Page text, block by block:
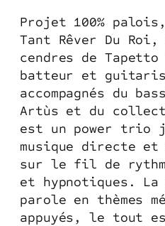
Projet 100%
Tant Rêver Du
cendres de
batteur et
accompagnés du
Artùs et du
est un power trio
musique directe
sur le fil de
et hypnotiques.
parole en thèmes
appuyés, le tout